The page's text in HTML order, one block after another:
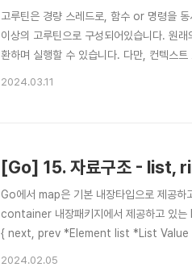
고루틴은 경량 스레드로, 함수 or 명령을
이상의 고루틴으로 구성되어있습니다. 원
환하며 실행할 수 있습니다. 다만, 컨텍스
2024.03.11
[Go] 15. 자료구조 - list,
Go에서 map은 기본 내장타입으로 제공
container 내장패키지에서 제공하고
{ next, prev *Element list *List Value
2024.02.05